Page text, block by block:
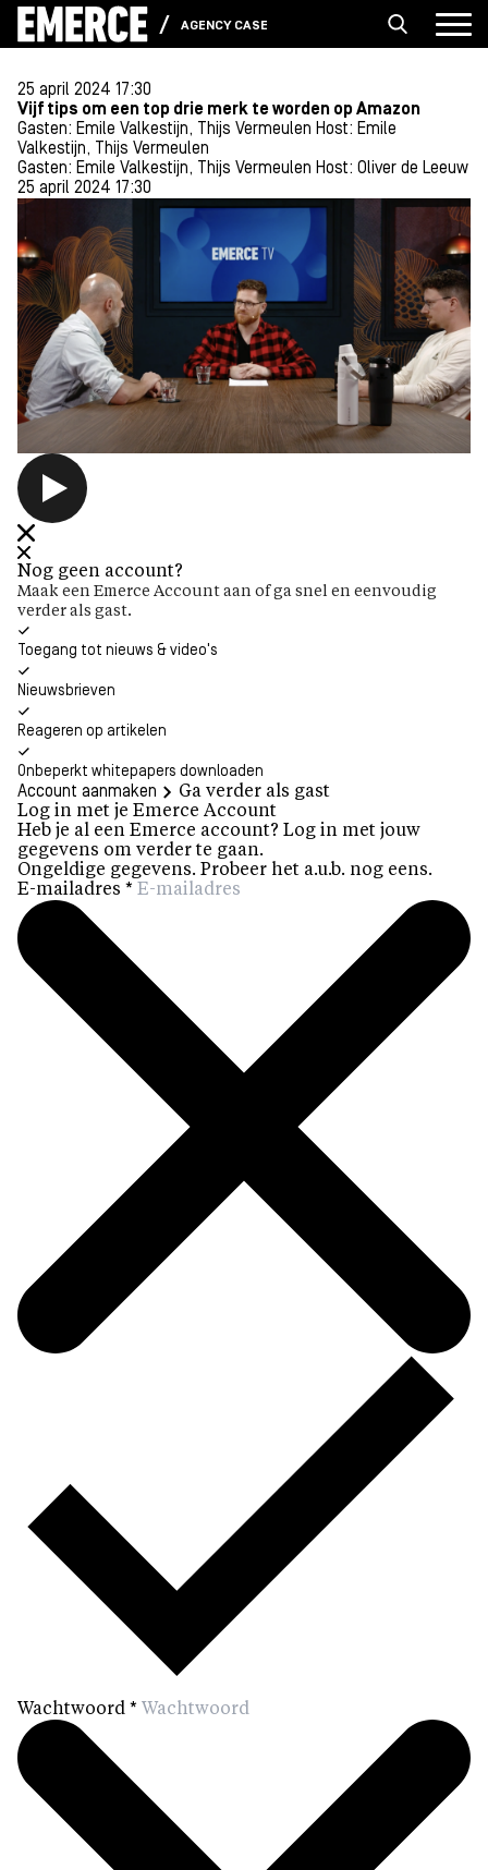
AGENCY CASES
25 april 2024 17:30
Vijf tips om een top drie merk te worden op Amazon
Gasten: Emile Valkestijn, Thijs Vermeulen Host: Emile
Valkestijn, Thijs Vermeulen
Gasten: Emile Valkestijn, Thijs Vermeulen Host: Oliver de Leeuw
25 april 2024 17:30
Nog geen account?
Maak een Emerce Account aan of ga snel en eenvoudig
verder als gast.
Toegang tot nieuws & video's
Nieuwsbrieven
Reageren op artikelen
Onbeperkt whitepapers downloaden
Account aanmaken
Ga verder als gast
Log in met je Emerce Account
Heb je al een Emerce account? Log in met jouw
gegevens om verder te gaan.
Ongeldige gegevens. Probeer het a.u.b. nog eens.
E-mailadres *
Wachtwoord *